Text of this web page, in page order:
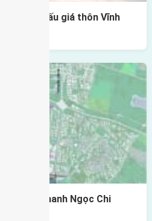
đất đấu giá thôn Vĩnh
Vĩnh Thanh Ngọc Chi